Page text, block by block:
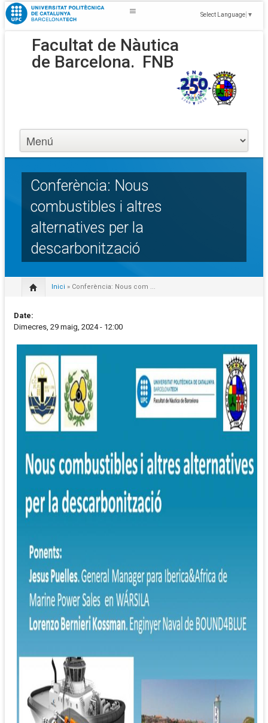
Select Language ▼
Facultat de Nàutica
de Barcelona. FNB
Conferència: Nous
combustibles i altres
alternatives per la
descarbonització
Inici » Conferència: Nous com ...
Date:
Dimecres, 29 maig, 2024 - 12:00